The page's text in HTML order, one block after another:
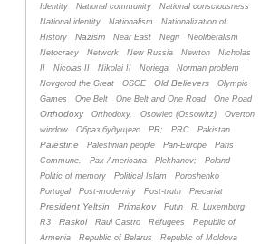
Identity
National community
National consciousness
National identity
Nationalism
Nationalization of
History
Nazism Near East Negri
Neoliberalism
Netocracy
Network New Russia Newton
Nicholas
II
Nicolas II Nikolai II Noriega
Norman problem
Novgorod the Great
OSCE Old Believers
Olympic
Games
One Belt One Belt and One Road One Road
Orthodoxy Orthodoxy. Osowiec (Ossowitz)
Overton
window
Oбраз будущего PR; PRC Pakistan
Palestine Palestinian people Pan-Europe
Paris
Commune.
Pax Americana Plekhanov;
Poland
Politic of memory
Political Islam
Poroshenko
Portugal
Post-modernity Post-truth Precariat
President Yeltsin Primakov Putin
R. Luxemburg
R3
Raskol Raul Castro Refugees
Republic of
Armenia
Republic of Belarus Republic of Moldova